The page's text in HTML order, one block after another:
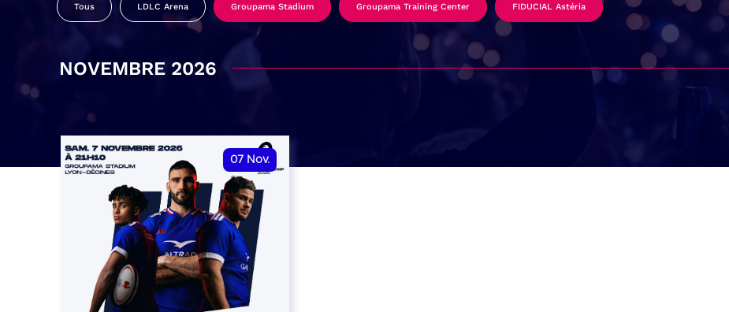
Tous LDLC Arena Groupama Stadium Groupama Training Center FIDUCIAL Astéria
NOVEMBRE 2026
07 Nov.